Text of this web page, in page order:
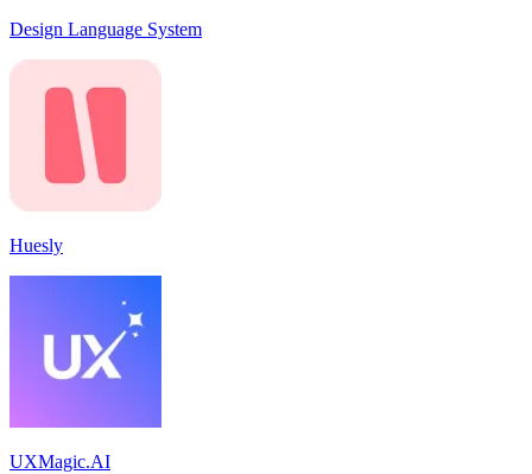
Design Language System
Huesly
UXMagic.AI